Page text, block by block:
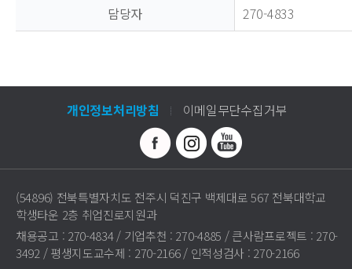
담당자
270-4833
개인정보처리방침 이메일무단수집거부
(54896) 전북특별자치도 전주시 덕진구 백제대로 567 전북대학교
학생타운 2층 취업진로지원과
채용공고 : 270-4834 / 기업추천 : 270-4885 / 큰사람프로젝트 : 270-
3492 / 평생지도교수제 : 270-2166 / 인적성검사 : 270-2166